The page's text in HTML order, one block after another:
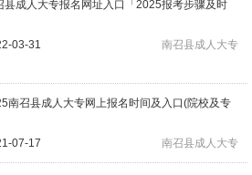
县成人大专报名网址入口「2025报考步骤及时
03-31
南召县成人大专
南召县成人大专网上报名时间及入口(院校及专
07-17
南召县成人大专